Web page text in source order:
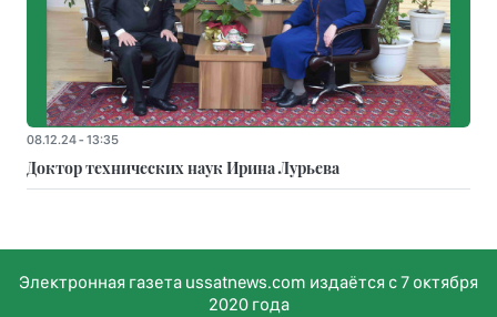
08.12.24 - 13:35
Доктор технических наук Ирина Лурьева
Электронная газета ussatnews.com издаётся с 7 октября
2020 года